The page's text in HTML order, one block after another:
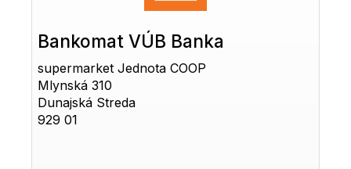
Bankomat VÚB Banka
supermarket Jednota COOP
Mlynská 310
Dunajská Streda
929 01